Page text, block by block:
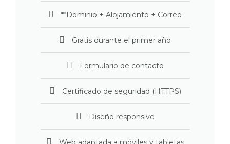
**Dominio + Alojamiento + Correo
Gratis durante el primer año
Formulario de contacto
Certificado de seguridad (HTTPS)
Diseño responsive